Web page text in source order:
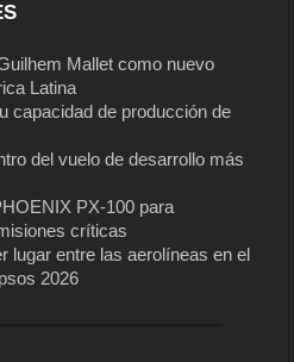
Mallet como nuevo
Latina
capacidad de producción de
del vuelo de desarrollo más
PX-100 para
críticas
lugar entre las aerolíneas en el
2026